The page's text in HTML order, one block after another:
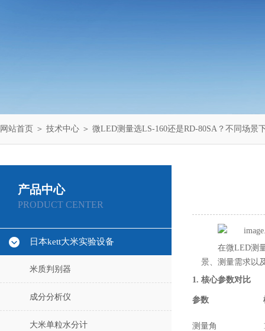
网站首页 ＞ 技术中心 ＞ 微LED测量选LS-160还是RD-80SA？不同场景
产品中心
PRODUCT CENTER
日本kett大米实验设备
米质判别器
成分分析仪
大米单粒水分计
在微LED测
景、测量需求以
1. 核心参数对比
参数
测量角